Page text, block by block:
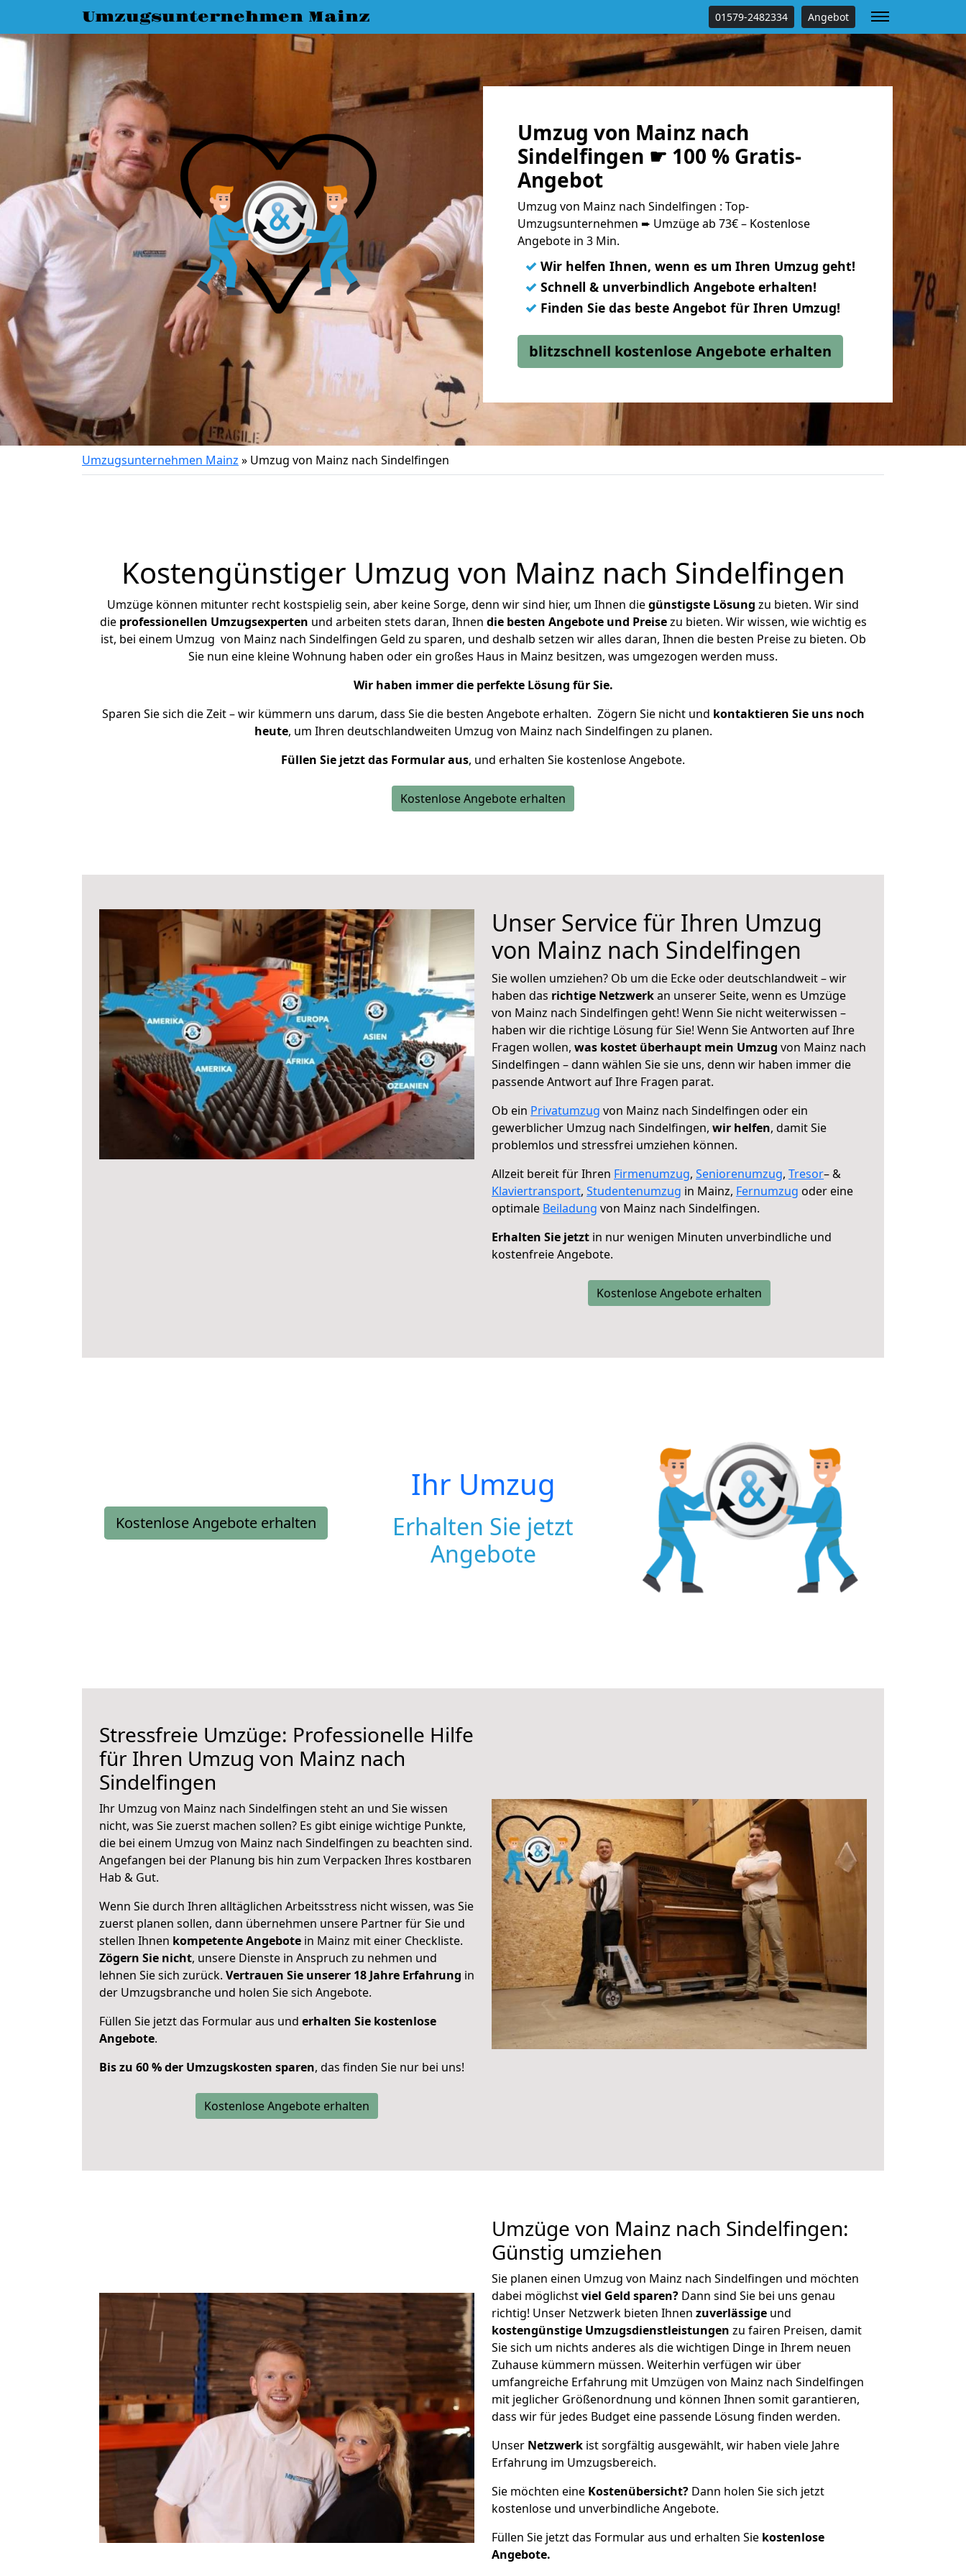
Umzugsunternehmen Mainz 01579-2482334 Angebot
Umzug von Mainz nach
Sindelfingen ☛ 100 % Gratis-
Angebot
Umzug von Mainz nach Sindelfingen : Top-
Umzugsunternehmen ➨ Umzüge ab 73€ – Kostenlose
Angebote in 3 Min.
✓ Wir helfen Ihnen, wenn es um Ihren Umzug geht!
✓ Schnell & unverbindlich Angebote erhalten!
✓ Finden Sie das beste Angebot für Ihren Umzug!
blitzschnell kostenlose Angebote erhalten
Umzugsunternehmen Mainz » Umzug von Mainz nach Sindelfingen
Kostengünstiger Umzug von Mainz nach Sindelfingen
Umzüge können mitunter recht kostspielig sein, aber keine Sorge, denn wir sind hier, um Ihnen diegünstigste Lösung zu bieten. Wir sind
die professionellen Umzugsexperten und arbeiten stets daran, Ihnen die besten Angebote und Preisezu bieten. Wir wissen, wie wichtig es
ist, bei einem Umzug von Mainz nach Sindelfingen Geld zu sparen, und deshalb setzen wir alles daran, Ihnen die besten Preise zu bieten. Ob
Sie nun eine kleine Wohnung haben oder ein großes Haus in Mainz besitzen, was umgezogen werden muss.
Wir haben immer die perfekte Lösung für Sie.
Sparen Sie sich die Zeit – wir kümmern uns darum, dass Sie die besten Angebote erhalten. Zögern Sie nicht und kontaktieren Sie uns noch
heute, um Ihren deutschlandweiten Umzug von Mainz nach Sindelfingen zu planen.
Füllen Sie jetzt das Formular aus, und erhalten Sie kostenlose Angebote.
Kostenlose Angebote erhalten
Unser Service für Ihren Umzug
von Mainz nach Sindelfingen
Sie wollen umziehen? Ob um die Ecke oder deutschlandweit – wir
haben das richtige Netzwerkan unserer Seite, wenn es Umzüge
von Mainz nach Sindelfingen geht! Wenn Sie nicht weiterwissen –
haben wir die richtige Lösung für Sie! Wenn Sie Antworten auf Ihre
Fragen wollen, was kostet überhaupt mein Umzug von Mainz nach
Sindelfingen – dann wählen Sie sie uns, denn wir haben immer die
passende Antwort auf Ihre Fragen parat.
Ob ein Privatumzug von Mainz nach Sindelfingen oder ein
gewerblicher Umzug nach Sindelfingen, wir helfen, damit Sie
problemlos und stressfrei umziehen können.
Allzeit bereit für Ihren Firmenumzug, Seniorenumzug, Tresor– &
Klaviertransport, Studentenumzug in Mainz, Fernumzug oder eine
optimale Beiladung von Mainz nach Sindelfingen.
Erhalten Sie jetzt in nur wenigen Minuten unverbindliche und
kostenfreie Angebote.
Kostenlose Angebote erhalten
Kostenlose Angebote erhalten
Ihr Umzug
Erhalten Sie jetzt
Angebote
Stressfreie Umzüge: Professionelle Hilfe
für Ihren Umzug von Mainz nach
Sindelfingen
Ihr Umzug von Mainz nach Sindelfingen steht an und Sie wissen
nicht, was Sie zuerst machen sollen? Es gibt einige wichtige Punkte,
die bei einem Umzug von Mainz nach Sindelfingen zu beachten sind.
Angefangen bei der Planung bis hin zum Verpacken Ihres kostbaren
Hab & Gut.
Wenn Sie durch Ihren alltäglichen Arbeitsstress nicht wissen, was Sie
zuerst planen sollen, dann übernehmen unsere Partner für Sie und
stellen Ihnen kompetente Angebote in Mainz mit einer Checkliste.
Zögern Sie nicht, unsere Dienste in Anspruch zu nehmen und
lehnen Sie sich zurück. Vertrauen Sie unserer 18 Jahre Erfahrung in
der Umzugsbranche und holen Sie sich Angebote.
Füllen Sie jetzt das Formular aus und erhalten Sie kostenlose
Angebote.
Bis zu 60 % der Umzugskosten sparen, das finden Sie nur bei uns!
Kostenlose Angebote erhalten
Umzüge von Mainz nach Sindelfingen:
Günstig umziehen
Sie planen einen Umzug von Mainz nach Sindelfingen und möchten
dabei möglichstviel Geld sparen? Dann sind Sie bei uns genau
richtig! Unser Netzwerk bieten Ihnen zuverlässige und
kostengünstige Umzugsdienstleistungen zu fairen Preisen, damit
Sie sich um nichts anderes als die wichtigen Dinge in Ihrem neuen
Zuhause kümmern müssen. Weiterhin verfügen wir über
umfangreiche Erfahrung mit Umzügen von Mainz nach Sindelfingen
mit jeglicher Größenordnung und können Ihnen somit garantieren,
dass wir für jedes Budget eine passende Lösung finden werden.
Unser Netzwerk ist sorgfältig ausgewählt, wir haben viele Jahre
Erfahrung im Umzugsbereich.
Sie möchten eine Kostenübersicht? Dann holen Sie sich jetzt
kostenlose und unverbindliche Angebote.
Füllen Sie jetzt das Formular aus und erhalten Sie kostenlose
Angebote.